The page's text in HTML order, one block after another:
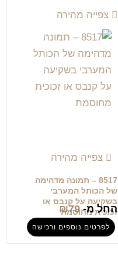
צפייה מהירה
צפייה מהירה
8517 – תמונה מדהימה
של הכותל המערבי
בשקיעה על קנבס או
זכוכית מחוסמת
החל מ- ₪79
לפרטים נוספים ורכישה